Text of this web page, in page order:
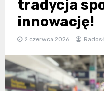
tradycja
innowację!
2 czerwca 2026